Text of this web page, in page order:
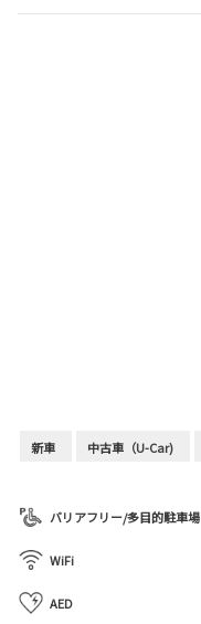
新車 中古車（U-Car)
バリアフリー/多目的駐車場
WiFi
AED